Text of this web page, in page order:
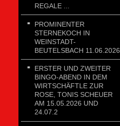
REGALE ...
PROMINENTER
STERNEKOCH IN
WEINSTADT-
BEUTELSBACH 11.06.2026
ERSTER UND ZWEITER
BINGO-ABEND IN DEM
WIRTSCHÄFTLE ZUR
ROSE, TONIS SCHEUER
AM 15.05.2026 UND
24.07.2